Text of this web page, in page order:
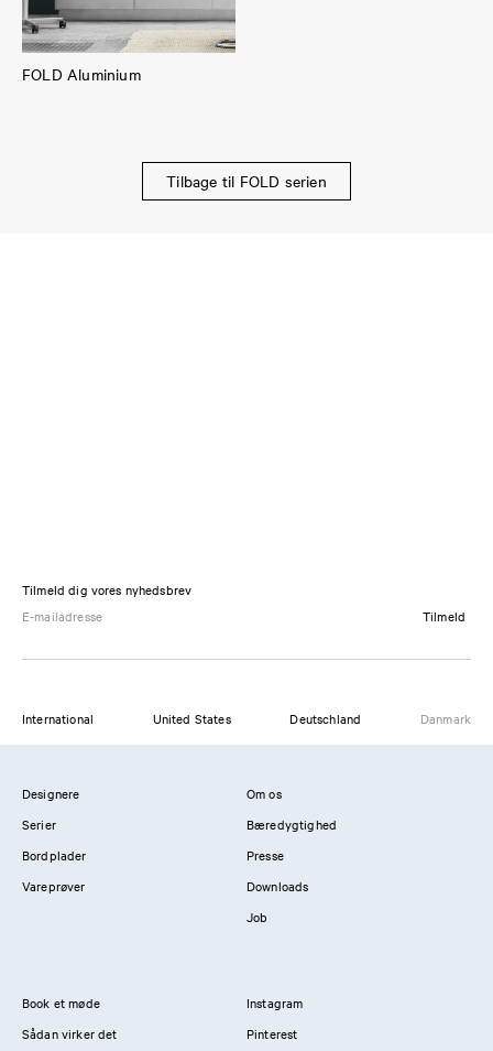
FOLD Aluminium
Tilbage til FOLD serien
Tilmeld dig vores nyhedsbrev
Tilmeld
International United States Deutschland Danmark
Designere
Serier
Bordplader
Vareprøver
Om os
Bæredygtighed
Presse
Downloads
Job
Book et møde
Sådan virker det
Instagram
Pinterest